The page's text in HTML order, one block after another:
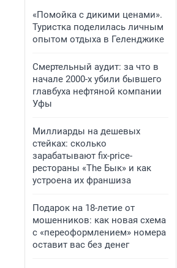
«Помойка с дикими ценами».
Туристка поделилась личным
опытом отдыха в Геленджике
Смертельный аудит: за что в
начале 2000-х убили бывшего
главбуха нефтяной компании
Уфы
Миллиарды на дешевых
стейках: сколько
зарабатывают fix-price-
рестораны «The Бык» и как
устроена их франшиза
Подарок на 18-летие от
мошенников: как новая схема
с «переоформлением» номера
оставит вас без денег